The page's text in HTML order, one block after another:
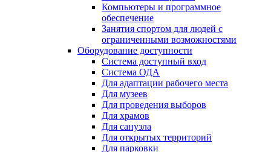
Компьютеры и программное
обеспечение
Занятия спортом для людей с
ограниченными возможностями
Оборудование доступности
Система доступный вход
Система ОДА
Для адаптации рабочего места
Для музеев
Для проведения выборов
Для храмов
Для санузла
Для открытых территорий
Для парковки